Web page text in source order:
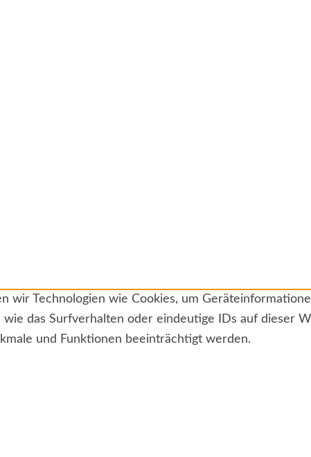
wir Technologien wie Cookies, um
das Surfverhalten oder eindeutige IDs auf dieser
und Funktionen beeinträchtigt werden.